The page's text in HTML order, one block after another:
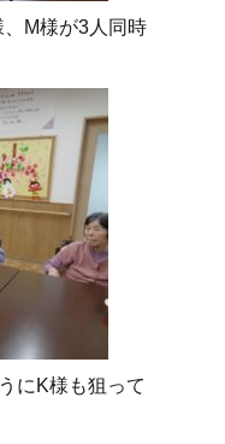
M様が3人同時
にK様も狙って